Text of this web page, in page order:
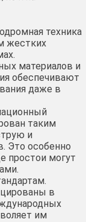
техника
жестких
материалов и
обеспечивают
даже в
таким
и
Это особенно
простои могут
в
им